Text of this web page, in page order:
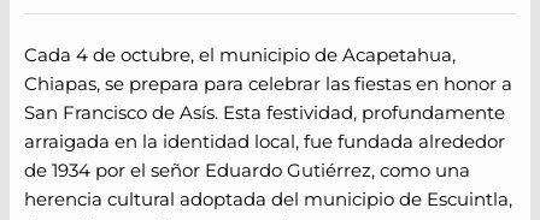
Cada 4 de octubre, el municipio de Acapetahua,
Chiapas, se prepara para celebrar las fiestas en honor a
San Francisco de Asís. Esta festividad, profundamente
arraigada en la identidad local, fue fundada alrededor
de 1934 por el señor Eduardo Gutiérrez, como una
herencia cultural adoptada del municipio de Escuintla,